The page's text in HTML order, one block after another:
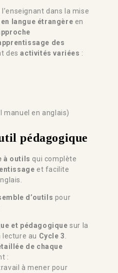
dans la mise
en langue étrangère en
des
desactivités variées :
manuel en anglais)
pédagogique
à outils qui complète
et facilite
d’outils pour
et pédagogique sur la
au Cycle 3
de chaque
:
à mener pour